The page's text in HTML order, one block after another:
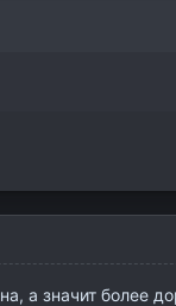
а значит более